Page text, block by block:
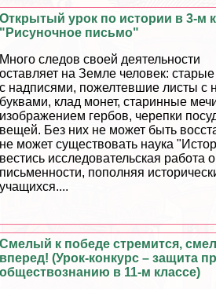
Открытый урок по истории в 3-м
"Рисуночное письмо"
Много следов своей деятельности
оставляет на Земле человек:
с надписями, пожелтевшие листы с
буквами, клад монет, старинные
изображением гербов, черепки
вещей. Без них не может быть
не может существовать наука
вестись исследовательская работа
письменности, пополняя
учащихся....
Смелый к победе стремится,
вперед! (Урок-конкурс – защита
обществознанию в 11-м классе)